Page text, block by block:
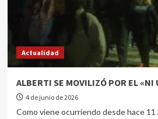
Actualidad
ALBERTI SE MOVILIZÓ POR EL «NI
4 de junio de 2026
Como viene ocurriendo desde hace